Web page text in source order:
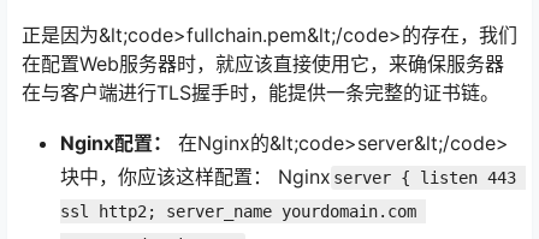
正是因为&lt;code>fullchain.pem&lt;/code>的存在，我们
在配置Web服务器时，就应该直接使用它，来确保服务器
在与客户端进行TLS握手时，能提供一条完整的证书链。
Nginx配置：
在Nginx的&lt;code>server&lt;/code>
块中，你应该这样配置： Nginx server { listen 443
ssl http2; server_name yourdomain.com